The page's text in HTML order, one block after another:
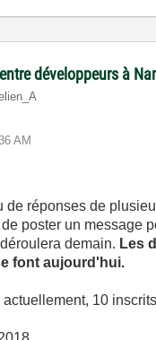
développeurs à
AM
de réponses de
poster un message
demain. Les
font aujourd'hui.
10